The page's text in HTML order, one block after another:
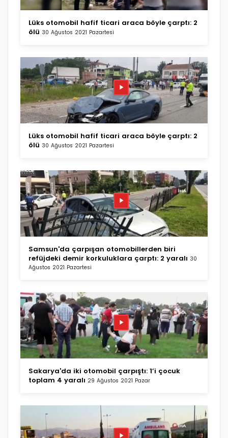
Lüks otomobil hafif ticari araca böyle çarptı: 2
ölü 30 Ağustos 2021 Pazartesi
Lüks otomobil hafif ticari araca böyle çarptı: 2
ölü 30 Ağustos 2021 Pazartesi
Samsun'da çarpışan otomobillerden biri
refüjdeki demir korkuluklara çarptı: 2 yaralı 30
Ağustos 2021 Pazartesi
Sakarya'da iki otomobil çarpıştı: 1’i çocuk
toplam 4 yaralı 29 Ağustos 2021 Pazar